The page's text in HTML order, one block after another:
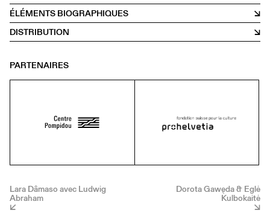
ÉLÉMENTS BIOGRAPHIQUES
DISTRIBUTION
PARTENAIRES
Lara Dâmaso avec Ludwig
Abraham
Dorota Gawęda & Eglė
Kulbokaitė